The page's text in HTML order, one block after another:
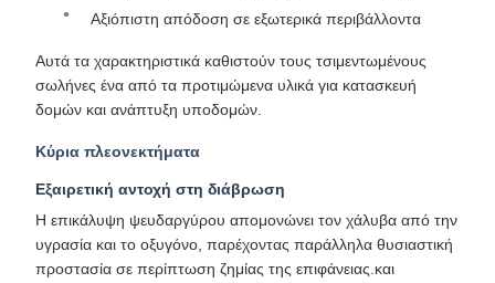
Αξιόπιστη απόδοση σε εξωτερικά περιβάλλοντα
Αυτά τα χαρακτηριστικά καθιστούν τους τσιμεντωμένους
σωλήνες ένα από τα προτιμώμενα υλικά για κατασκευή
δομών και ανάπτυξη υποδομών.
Κύρια πλεονεκτήματα
Εξαιρετική αντοχή στη διάβρωση
Η επικάλυψη ψευδαργύρου απομονώνει τον χάλυβα από την
υγρασία και το οξυγόνο, παρέχοντας παράλληλα θυσιαστική
προστασία σε περίπτωση ζημίας της επιφάνειας.και